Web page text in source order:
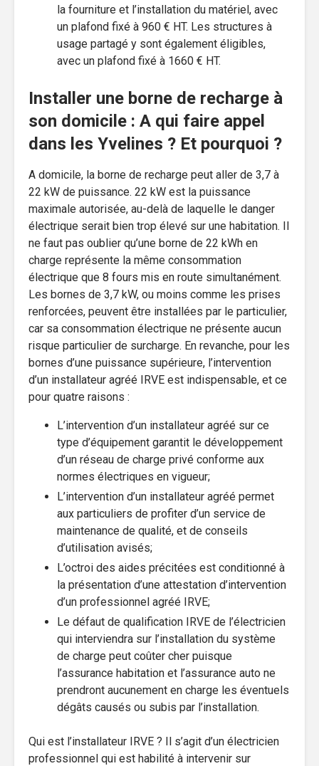
la fourniture et l’installation du matériel, avec
un plafond fixé à 960 € HT. Les structures à
usage partagé y sont également éligibles,
avec un plafond fixé à 1660 € HT.
Installer une borne de recharge à
son domicile : A qui faire appel
dans les Yvelines ? Et pourquoi ?
A domicile, la borne de recharge peut aller de 3,7 à
22 kW de puissance. 22 kW est la puissance
maximale autorisée, au-delà de laquelle le danger
électrique serait bien trop élevé sur une habitation. Il
ne faut pas oublier qu’une borne de 22 kWh en
charge représente la même consommation
électrique que 8 fours mis en route simultanément.
Les bornes de 3,7 kW, ou moins comme les prises
renforcées, peuvent être installées par le particulier,
car sa consommation électrique ne présente aucun
risque particulier de surcharge. En revanche, pour les
bornes d’une puissance supérieure, l’intervention
d’un installateur agréé IRVE est indispensable, et ce
pour quatre raisons :
L’intervention d’un installateur agréé sur ce
type d’équipement garantit le développement
d’un réseau de charge privé conforme aux
normes électriques en vigueur;
L’intervention d’un installateur agréé permet
aux particuliers de profiter d’un service de
maintenance de qualité, et de conseils
d’utilisation avisés;
L’octroi des aides précitées est conditionné à
la présentation d’une attestation d’intervention
d’un professionnel agréé IRVE;
Le défaut de qualification IRVE de l’électricien
qui interviendra sur l’installation du système
de charge peut coûter cher puisque
l’assurance habitation et l’assurance auto ne
prendront aucunement en charge les éventuels
dégâts causés ou subis par l’installation.
Qui est l’installateur IRVE ? Il s’agit d’un électricien
professionnel qui est habilité à intervenir sur